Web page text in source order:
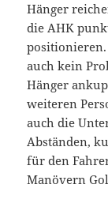
Hänger
die AHK
auch kein
Hänger
weiteren
auch die
Abständen,
für den
Manövern